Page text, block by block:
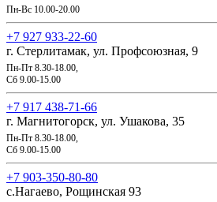
Пн-Вс 10.00-20.00
+7 927 933-22-60
г. Стерлитамак, ул. Профсоюзная, 9
Пн-Пт 8.30-18.00,
Сб 9.00-15.00
+7 917 438-71-66
г. Магнитогорск, ул. Ушакова, 35
Пн-Пт 8.30-18.00,
Сб 9.00-15.00
+7 903-350-80-80
с.Нагаево, Рощинская 93